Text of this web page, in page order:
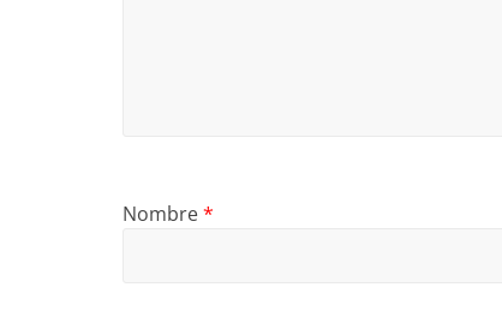
Nombre*